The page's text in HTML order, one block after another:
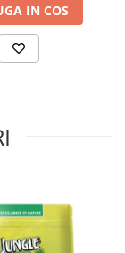
IN COS